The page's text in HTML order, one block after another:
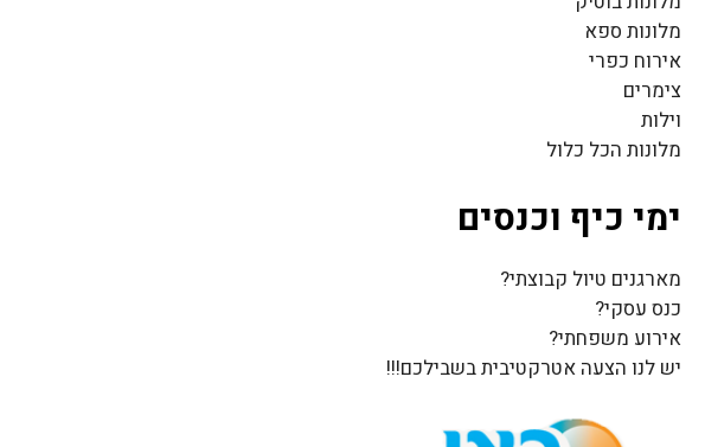
מלונות ספא
אירוח כפרי
צימרים
וילות
מלונות הכל כלול
ימי כיף וכנסים
מארגנים טיול קבוצתי?
כנס עסקי?
אירוע משפחתי?
יש לנו הצעה אטרקטיבית בשבילכם!!!